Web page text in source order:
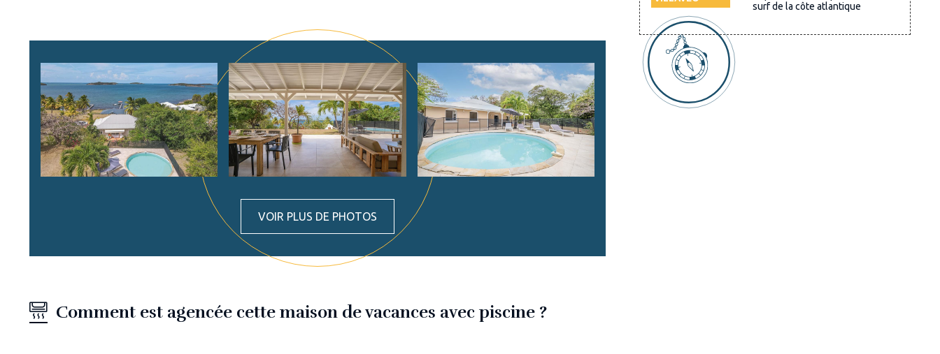
VOIR PLUS DE PHOTOS
Comment est agencée cette maison de vacances avec piscine ?
surf de la côte atlantique